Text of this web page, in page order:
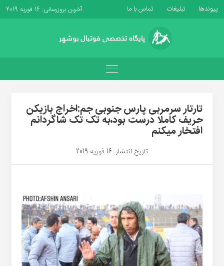
پیوندها تبلیغات تماس با ما آخرین بروزرسانی: 16 فوریه 2019
تارتار سرمربی پارس جنوبی جم:اخراج بازیکن
حریف کاملا درست بود،به تک تک شاگردانم
افتخار میکنم
تاریخ انتشار: 16 فوریه 2019